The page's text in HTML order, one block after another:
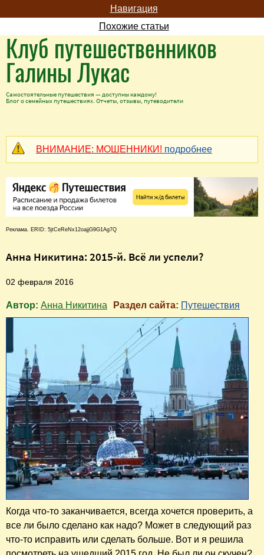
Навигация
Похожие статьи
Клуб путешественников
Галины Лукас
Самостоятельные путешествия — доступны каждому!
Блог о семейных путешествиях. Отчеты, отзывы, путеводители
ВНИМАНИЕ: МОШЕННИКИ! подробнее
Реклама. ERID: 5jtCeReNx12oajjG9G1Ag7Q
Анна Никитина: 2015-й. Всё ли успели?
02 февраля 2016
Автор: Анна Никитина Раздел сайта: Путешествия
Когда что-то заканчивается, всегда хочется проверить, а
все ли было сделано как надо? Может в следующий раз
что-то исправить или сделать больше. Вот и я решила